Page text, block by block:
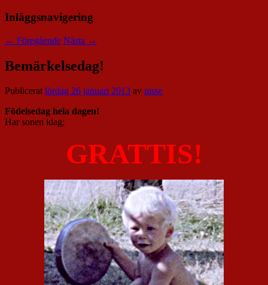
Inläggsnavigering
← Föregående Nästa →
Bemärkelsedag!
Publiceratlördag 26 januari 2013 av nisse
Födelsedag hela dagen!
Har sonen idag;
GRATTIS!